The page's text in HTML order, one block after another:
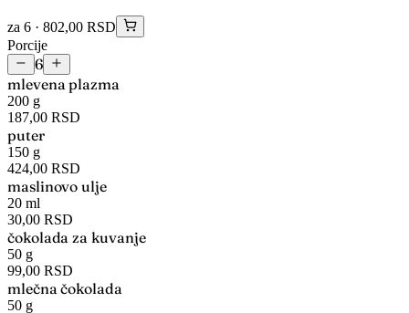
za 6 · 802,00 RSD
Porcije
6
mlevena plazma
200 g
187,00 RSD
puter
150 g
424,00 RSD
maslinovo ulje
20 ml
30,00 RSD
čokolada za kuvanje
50 g
99,00 RSD
mlečna čokolada
50 g